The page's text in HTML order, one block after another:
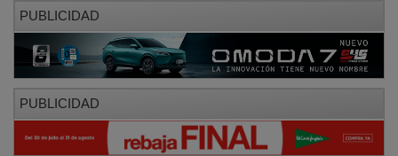
PUBLICIDAD
PUBLICIDAD